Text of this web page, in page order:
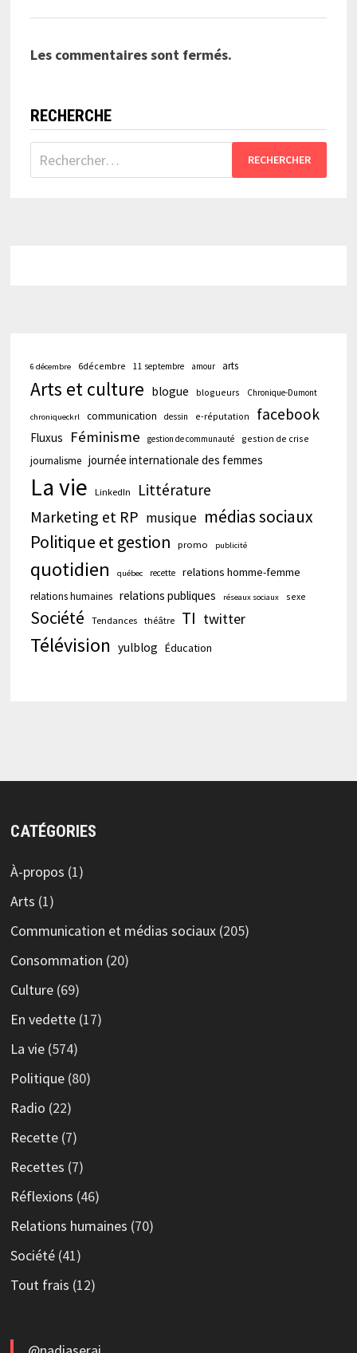
Les commentaires sont fermés.
RECHERCHE
Rechercher :
6 décembre 6décembre 11 septembre amour arts
Arts et culture blogue blogueurs Chronique-Dumont
chroniqueckrl communication dessin e-réputation facebook
Fluxus Féminisme gestion de communauté gestion de crise
journalisme journée internationale des femmes
La vie LinkedIn Littérature
Marketing et RP musique médias sociaux
Politique et gestion
promo publicité
quotidien québec recette relations homme-femme
relations humaines relations publiques réseaux sociaux sexe
Société Tendances théâtre TI twitter
Télévision yulblog Éducation
CATÉGORIES
À-propos (1)
Arts (1)
Communication et médias sociaux(205)
Consommation (20)
Culture(69)
En vedette(17)
La vie(574)
Politique(80)
Radio (22)
Recette(7)
Recettes (7)
Réflexions (46)
Relations humaines (70)
Société(41)
Tout frais (12)